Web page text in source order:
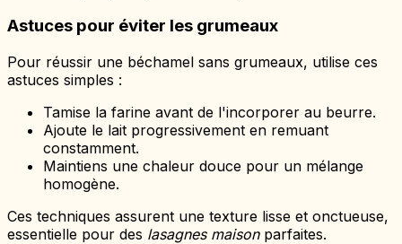
Astuces pour éviter les grumeaux
Pour réussir une béchamel sans grumeaux, utilise ces
astuces simples :
Tamise la farine avant de l'incorporer au beurre.
Ajoute le lait progressivement en remuant
constamment.
Maintiens une chaleur douce pour un mélange
homogène.
Ces techniques assurent une texture lisse et onctueuse,
essentielle pour des lasagnes maisonparfaites.